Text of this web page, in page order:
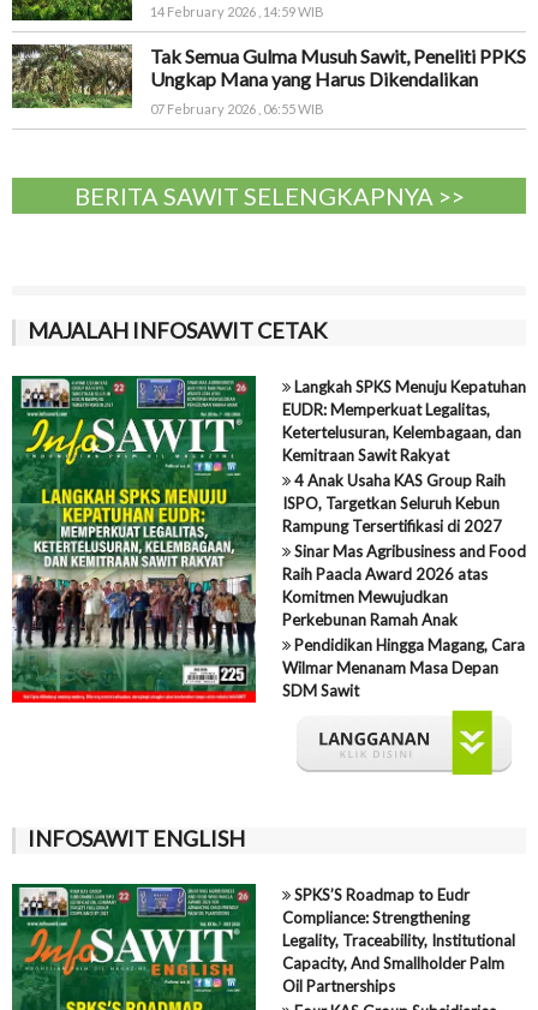
14 February 2026 , 14:59 WIB
Tak Semua Gulma Musuh Sawit, Peneliti PPKS
Ungkap Mana yang Harus Dikendalikan
07 February 2026 , 06:55 WIB
BERITA SAWIT SELENGKAPNYA >>
MAJALAH INFOSAWIT CETAK
Langkah SPKS Menuju Kepatuhan
EUDR: Memperkuat Legalitas,
Ketertelusuran, Kelembagaan, dan
Kemitraan Sawit Rakyat
4 Anak Usaha KAS Group Raih
ISPO, Targetkan Seluruh Kebun
Rampung Tersertifikasi di 2027
Sinar Mas Agribusiness and Food
Raih Paacla Award 2026 atas
Komitmen Mewujudkan
Perkebunan Ramah Anak
Pendidikan Hingga Magang, Cara
Wilmar Menanam Masa Depan
SDM Sawit
INFOSAWIT ENGLISH
SPKS’S Roadmap to Eudr
Compliance: Strengthening
Legality, Traceability, Institutional
Capacity, And Smallholder Palm
Oil Partnerships